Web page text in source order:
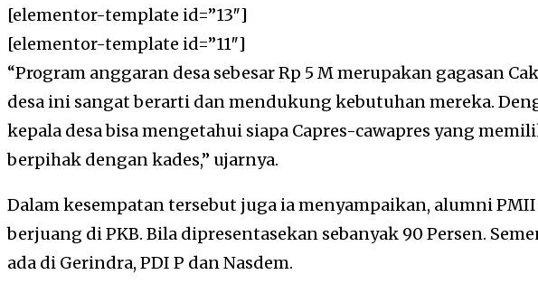
[elementor-template id=”13″]
[elementor-template id=”11″]
“Program anggaran desa sebesar Rp 5 M merupakan gagasan
desa ini sangat berarti dan mendukung kebutuhan mereka.
kepala desa bisa mengetahui siapa Capres-cawapres yang
berpihak dengan kades,” ujarnya.
Dalam kesempatan tersebut juga ia menyampaikan, alumni PMII
berjuang di PKB. Bila dipresentasekan sebanyak 90 Persen.
ada di Gerindra, PDI P dan Nasdem.